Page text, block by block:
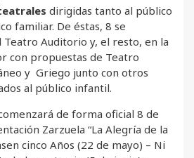
dirigidas tanto al público
familiar. De éstas, 8 se
Auditorio y, el resto, en la
con propuestas de Teatro
y Griego junto con otros
al público infantil.
de forma oficial 8 de
Zarzuela “La Alegría de la
cinco Años (22 de mayo) – Ni